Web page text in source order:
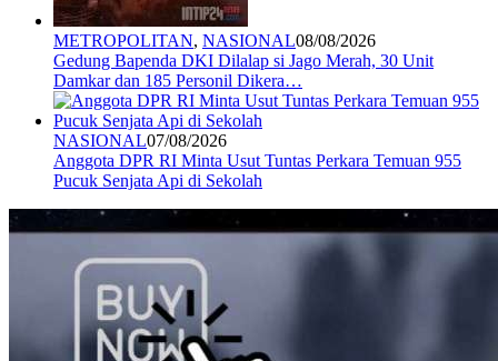
METROPOLITAN, NASIONAL08/08/2026
Gedung Bapenda DKI Dilalap si Jago Merah, 30 Unit
Damkar dan 185 Personil Dikera…
NASIONAL07/08/2026
Anggota DPR RI Minta Usut Tuntas Perkara Temuan 955
Pucuk Senjata Api di Sekolah